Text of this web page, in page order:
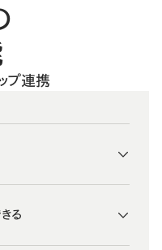
プ連携
る